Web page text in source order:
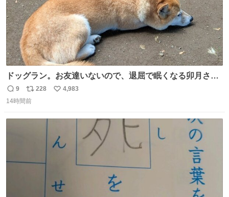
ドッグラン。お友達いないので、退屈で眠くなる卯月さ
ん。 #柴犬卯月
返
信
9
リ
ポ
228
い
4,983
14時間前